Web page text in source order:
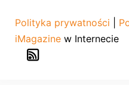
Polityka prywatności
iMagazine w Internecie